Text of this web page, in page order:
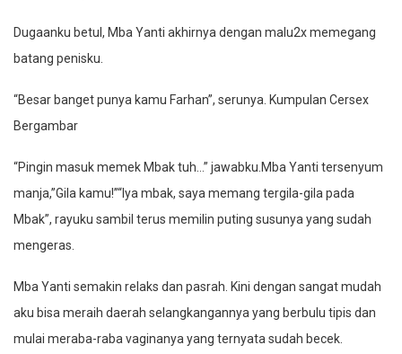
Dugaanku betul, Mba Yanti akhirnya dengan malu2x memegang
batang penisku.
“Besar banget punya kamu Farhan”, serunya. Kumpulan Cersex
Bergambar
“Pingin masuk memek Mbak tuh…” jawabku.Mba Yanti tersenyum
manja,”Gila kamu!”“Iya mbak, saya memang tergila-gila pada
Mbak”, rayuku sambil terus memilin puting susunya yang sudah
mengeras.
Mba Yanti semakin relaks dan pasrah. Kini dengan sangat mudah
aku bisa meraih daerah selangkangannya yang berbulu tipis dan
mulai meraba-raba vaginanya yang ternyata sudah becek.